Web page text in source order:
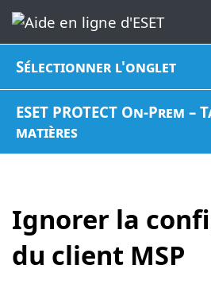
Sélectionner l'onglet
ESET PROTECT On-Prem –
matières
Ignorer la
du client MSP